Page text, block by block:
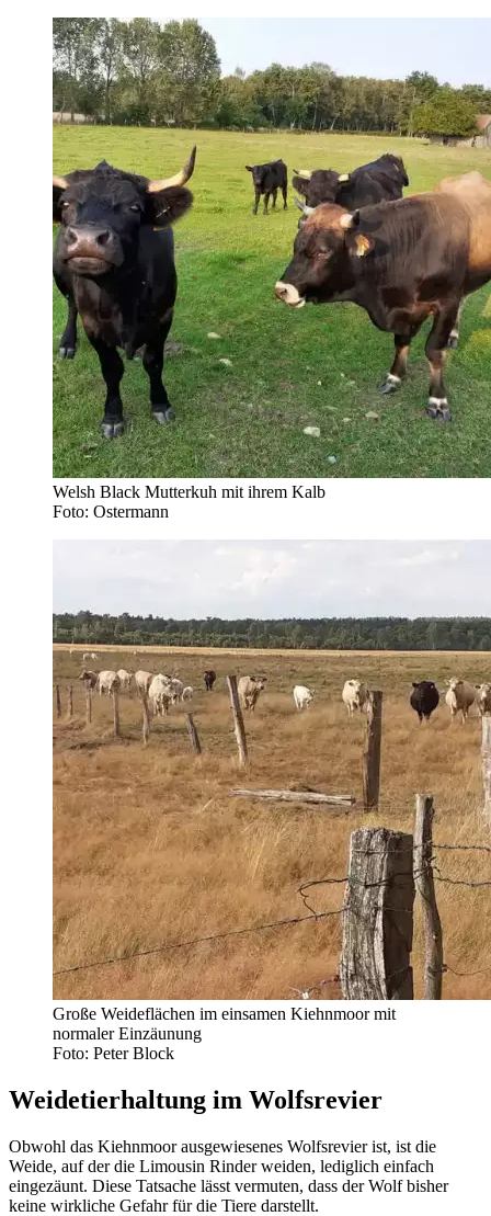
Welsh Black Mutterkuh mit ihrem Kalb
Foto: Ostermann
Große Weideflächen im einsamen Kiehnmoor mit
normaler Einzäunung
Foto: Peter Block
Weidetierhaltung im Wolfsrevier
Obwohl das Kiehnmoor ausgewiesenes Wolfsrevier ist, ist die
Weide, auf der die Limousin Rinder weiden, lediglich einfach
eingezäunt. Diese Tatsache lässt vermuten, dass der Wolf bisher
keine wirkliche Gefahr für die Tiere darstellt.